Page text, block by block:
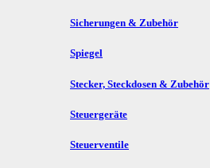
Sicherungen & Zubehör
Spiegel
Stecker, Steckdosen & Zubehör
Steuergeräte
Steuerventile